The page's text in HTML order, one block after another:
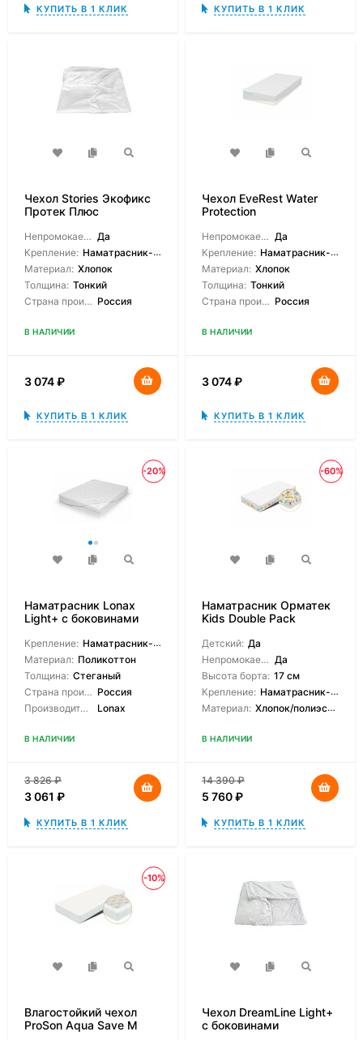
КУПИТЬ В 1 КЛИК КУПИТЬ В 1 КЛИК
Чехол Stories Экофикс
Протек Плюс
Непромокаемый: Да
Крепление: Наматрасник-чехол
Материал: Хлопок
Толщина: Тонкий
Страна производитель: Россия
В НАЛИЧИИ
3 074₽
КУПИТЬ В 1 КЛИК
Чехол EveRest Water
Protection
Непромокаемый: Да
Крепление: Наматрасник-чехол
Материал: Хлопок
Толщина: Тонкий
Страна производитель: Россия
В НАЛИЧИИ
3 074₽
КУПИТЬ В 1 КЛИК
-20%
Наматрасник Lonax
Light+ с боковинами
Крепление: Наматрасник-чехол
Материал: Поликоттон
Толщина: Стеганый
Страна производитель: Россия
Производитель:
Lonax
В НАЛИЧИИ
3 826₽
3 061 ₽
КУПИТЬ В 1 КЛИК
-60%
Наматрасник Орматек
Kids Double Pack
Детский: Да
Непромокаемый: Да
Высота борта: 17 см
Крепление: Наматрасник-чехол
Материал: Хлопок/полиэстер
В НАЛИЧИИ
14 390₽
5 760₽
КУПИТЬ В 1 КЛИК
-10%
Влагостойкий чехол
ProSon Aqua Save M
Чехол DreamLine Light+
с боковинами